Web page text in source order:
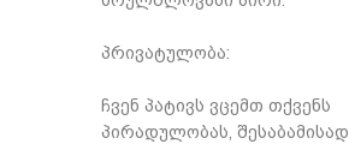
პრივატულობა:
ჩვენ პატივს ვცემთ თქვენს
პირადულობას, შესაბამისად